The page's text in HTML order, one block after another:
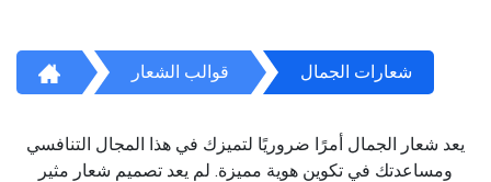
قوالب الشعار شعارات الجمال
يعد شعار الجمال أمرًا ضروريًا لتميزك في هذا المجال التنافسي
ومساعدتك في تكوين هوية مميزة. لم يعد تصميم شعار مثير